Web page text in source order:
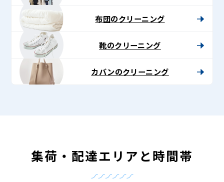
布団のクリーニング
靴のクリーニング
カバンのクリーニング
集荷・配達エリアと時間帯